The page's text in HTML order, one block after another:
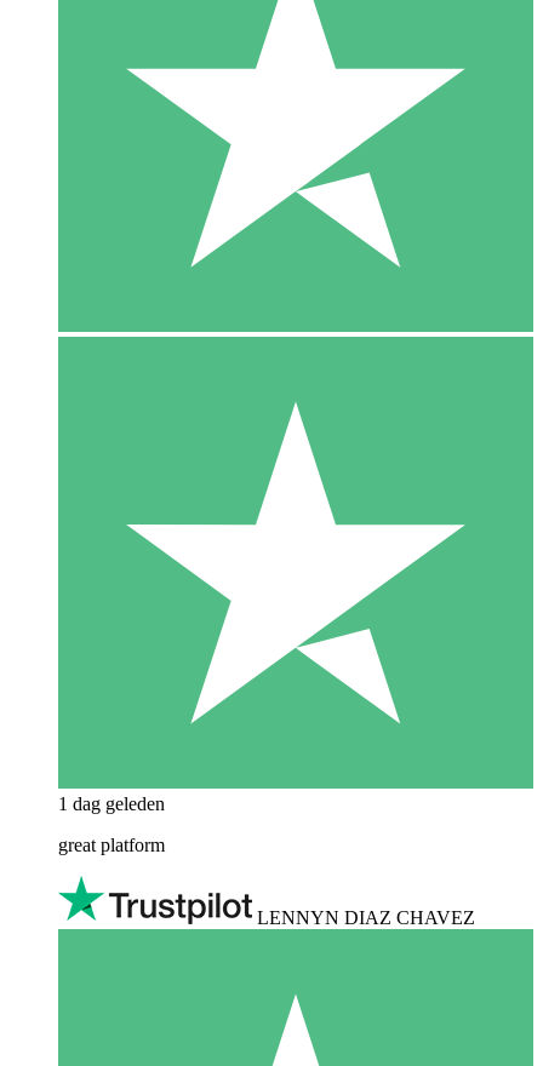
1 dag geleden
great platform
LENNYN DIAZ CHAVEZ